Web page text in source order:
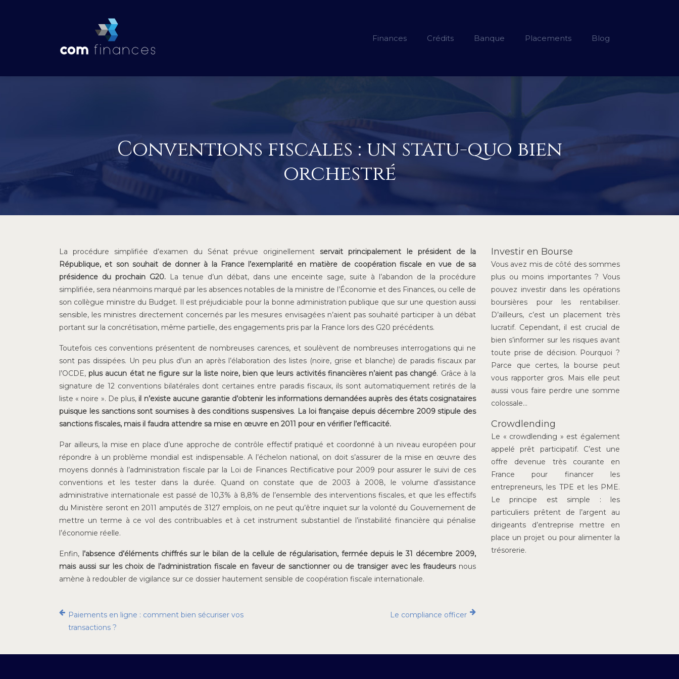
Finances Crédits Banque Placements Blog
Conventions fiscales : un statu-quo bien
orchestré
La procédure simplifiée d’examen du Sénat prévue originellementservait principalement le président de la
République, et son souhait de donner à la France l’exemplarité en matière de coopération fiscale en vue de sa
présidence du prochain G20. La tenue d’un débat, dans une enceinte sage, suite à l’abandon de la procédure
simplifiée, sera néanmoins marqué par les absences notables de la ministre de l’Économie et des Finances, ou celle de
son collègue ministre du Budget. Il est préjudiciable pour la bonne administration publique que sur une question aussi
sensible, les ministres directement concernés par les mesures envisagées n’aient pas souhaité participer à un débat
portant sur la concrétisation, même partielle, des engagements pris par la France lors des G20 précédents.
Toutefois ces conventions présentent de nombreuses carences, et soulèvent de nombreuses interrogations qui ne
sont pas dissipées. Un peu plus d’un an après l’élaboration des listes (noire, grise et blanche) de paradis fiscaux par
l’OCDE,plus aucun état ne figure sur la liste noire, bien que leurs activités financières n’aient pas changé. Grâce à la
signature de 12 conventions bilatérales dont certaines entre paradis fiscaux, ils sont automatiquement retirés de la
liste « noire ». De plus, il n’existe aucune garantie d’obtenir les informations demandées auprès des états cosignataires
puisque les sanctions sont soumises à des conditions suspensives. La loi française depuis décembre 2009 stipule des
sanctions fiscales, mais il faudra attendre sa mise en œuvre en 2011 pour en vérifier l’efficacité.
Par ailleurs, la mise en place d’une approche de contrôle effectif pratiqué et coordonné à un niveau européen pour
répondre à un problème mondial est indispensable. A l’échelon national, on doit s’assurer de la mise en œuvre des
moyens donnés à l’administration fiscale par la Loi de Finances Rectificative pour 2009 pour assurer le suivi de ces
conventions et les tester dans la durée. Quand on constate que de 2003 à 2008, le volume d’assistance
administrative internationale est passé de 10,3% à 8,8% de l’ensemble des interventions fiscales, et que les effectifs
du Ministère seront en 2011 amputés de 3127 emplois, on ne peut qu’être inquiet sur la volonté du Gouvernement de
mettre un terme à ce vol des contribuables et à cet instrument substantiel de l’instabilité financière qui pénalise
l’économie réelle.
Enfin, l’absence d’éléments chiffrés sur le bilan de la cellule de régularisation, fermée depuis le 31 décembre 2009,
mais aussi sur les choix de l’administration fiscale en faveur de sanctionner ou de transiger avec les fraudeursnous
amène à redoubler de vigilance sur ce dossier hautement sensible de coopération fiscale internationale.
Paiements en ligne : comment bien sécuriser vos
transactions ?
Le compliance officer
Investir en Bourse
Vous avez mis de côté des sommes
plus ou moins importantes ? Vous
pouvez investir dans les opérations
boursières pour les rentabiliser.
D’ailleurs, c’est un placement très
lucratif. Cependant, il est crucial de
bien s’informer sur les risques avant
toute prise de décision. Pourquoi ?
Parce que certes, la bourse peut
vous rapporter gros. Mais elle peut
aussi vous faire perdre une somme
colossale…
Crowdlending
Le « crowdlending » est également
appelé prêt participatif. C’est une
offre devenue très courante en
France pour financer les
entrepreneurs, les TPE et les PME.
Le principe est simple : les
particuliers prêtent de l’argent au
dirigeants d’entreprise mettre en
place un projet ou pour alimenter la
trésorerie.